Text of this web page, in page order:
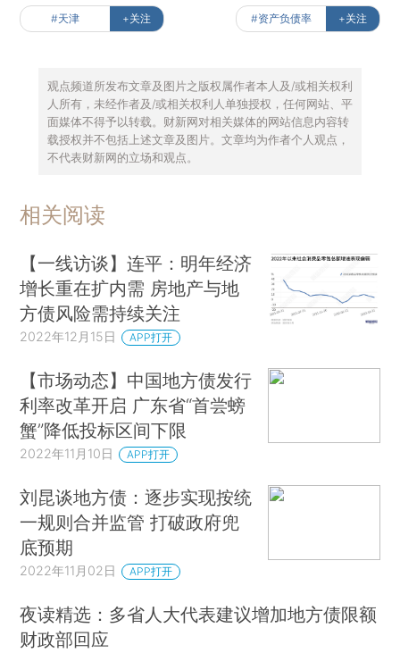
#天津 +关注 #资产负债率 +关注
观点频道所发布文章及图片之版权属作者本人及/或相关权利
人所有，未经作者及/或相关权利人单独授权，任何网站、平
面媒体不得予以转载。财新网对相关媒体的网站信息内容转
载授权并不包括上述文章及图片。文章均为作者个人观点，
不代表财新网的立场和观点。
相关阅读
【一线访谈】连平：明年经济
增长重在扩内需 房地产与地
方债风险需持续关注
2022年12月15日 APP打开
【市场动态】中国地方债发行
利率改革开启 广东省“首尝螃
蟹”降低投标区间下限
2022年11月10日 APP打开
刘昆谈地方债：逐步实现按统
一规则合并监管 打破政府兜
底预期
2022年11月02日 APP打开
夜读精选：多省人大代表建议增加地方债限额
财政部回应